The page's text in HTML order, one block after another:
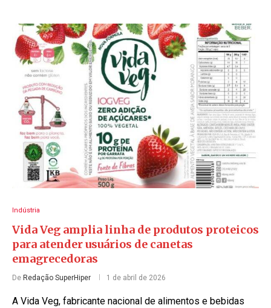
Indústria
Vida Veg amplia linha de produtos proteicos
para atender usuários de canetas
emagrecedoras
De Redação SuperHiper 1 de abril de 2026
A Vida Veg, fabricante nacional de alimentos e bebidas